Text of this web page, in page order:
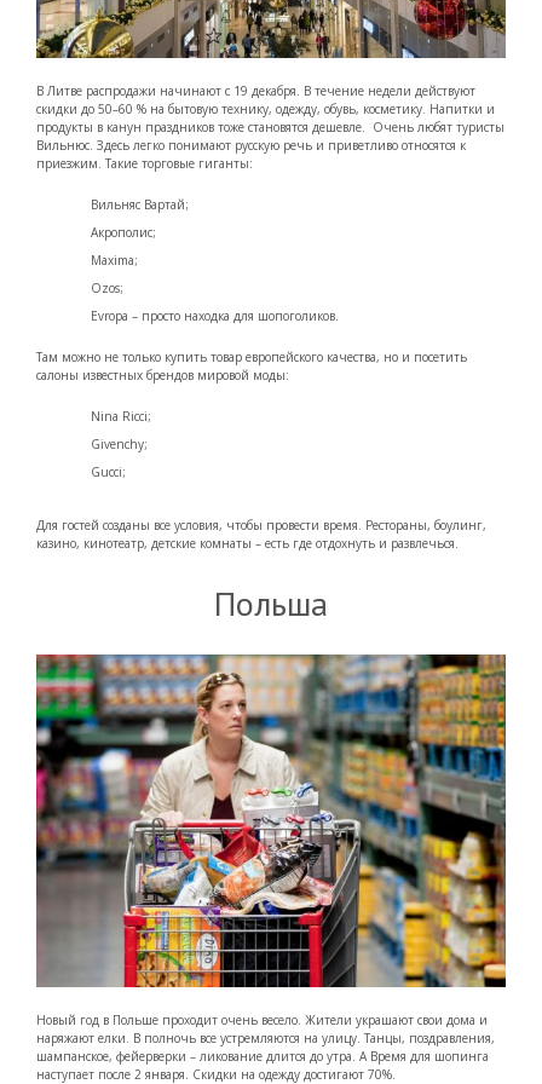
В Литве распродажи начинают с 19 декабря. В течение недели действуют
скидки до 50–60 % на бытовую технику, одежду, обувь, косметику. Напитки и
продукты в канун праздников тоже становятся дешевле. Очень любят туристы
Вильнюс. Здесь легко понимают русскую речь и приветливо относятся к
приезжим. Такие торговые гиганты:
Вильняс Вартай;
Акрополис;
Maxima;
Ozos;
Evropa – просто находка для шопоголиков.
Там можно не только купить товар европейского качества, но и посетить
салоны известных брендов мировой моды:
Nina Ricci;
Givenchy;
Gucci;
Для гостей созданы все условия, чтобы провести время. Рестораны, боулинг,
казино, кинотеатр, детские комнаты – есть где отдохнуть и развлечься.
Польша
Новый год в Польше проходит очень весело. Жители украшают свои дома и
наряжают елки. В полночь все устремляются на улицу. Танцы, поздравления,
шампанское, фейерверки – ликование длится до утра. А Время для шопинга
наступает после 2 января. Скидки на одежду достигают 70%.